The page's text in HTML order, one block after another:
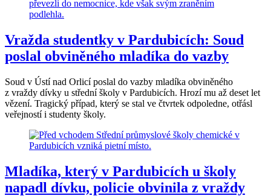
Vražda studentky v Pardubicích: Soud
poslal obviněného mladíka do vazby
Soud v Ústí nad Orlicí poslal do vazby mladíka obviněného
z vraždy dívky u střední školy v Pardubicích. Hrozí mu až deset let
vězení. Tragický případ, který se stal ve čtvrtek odpoledne, otřásl
veřejností i studenty školy.
Mladíka, který v Pardubicích u školy
napadl dívku, policie obvinila z vraždy